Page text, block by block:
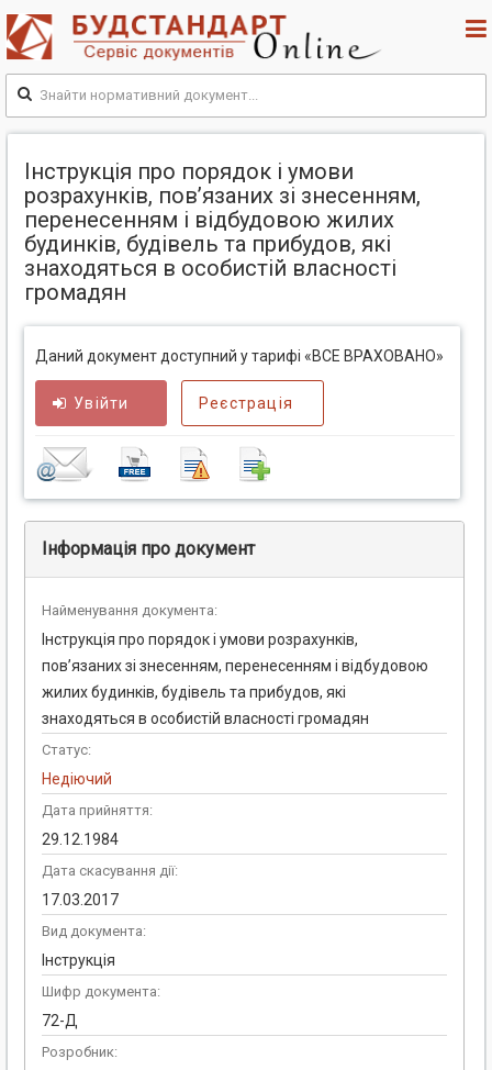
Інструкція про порядок і умови
розрахунків, пов’язаних зі знесенням,
перенесенням і відбудовою жилих
будинків, будівель та прибудов, які
знаходяться в особистій власності
громадян
Даний документ доступний у тарифі «ВСЕ ВРАХОВАНО»
Увійти Реєстрація
Інформація про документ
Найменування документа:
Інструкція про порядок і умови розрахунків,
пов’язаних зі знесенням, перенесенням і відбудовою
жилих будинків, будівель та прибудов, які
знаходяться в особистій власності громадян
Статус:
Недіючий
Дата прийняття:
29.12.1984
Дата скасування дії:
17.03.2017
Вид документа:
Інструкція
Шифр документа:
72-Д
Розробник: